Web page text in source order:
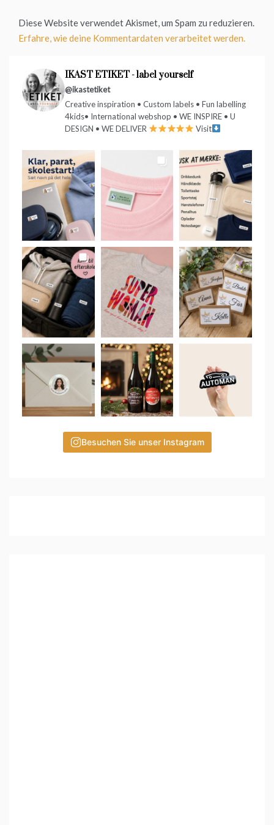
Diese Website verwendet Akismet, um Spam zu reduzieren.
Erfahre, wie deine Kommentardaten verarbeitet werden.
IKAST ETIKET - label yourself
@ikastetiket
Creative inspiration • Custom labels • Fun labelling
4kids• International webshop • WE INSPIRE • U
DESIGN • WE DELIVER
Visit
Besuchen Sie unser Instagram